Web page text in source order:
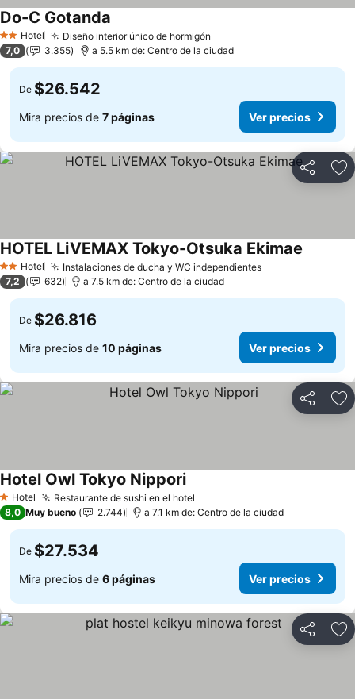
2 Estrellas
Hotel Diseño interior único de hormigón
Do-C Gotanda
7,0 3.355 a 5.5 km de: Centro de la ciudad
De $26.542
Mira precios de 7 páginas Ver precios
Compartir
2 Estrellas
Hotel Instalaciones de ducha y WC independientes
HOTEL LiVEMAX Tokyo-Otsuka Ekimae
7,2 632 a 7.5 km de: Centro de la ciudad
De $26.816
Mira precios de 10 páginas Ver precios
Compartir
1 Estrellas
Hotel Restaurante de sushi en el hotel
Hotel Owl Tokyo Nippori
8,0 Muy bueno 2.744 a 7.1 km de: Centro de la ciudad
De $27.534
Mira precios de 6 páginas Ver precios
Compartir